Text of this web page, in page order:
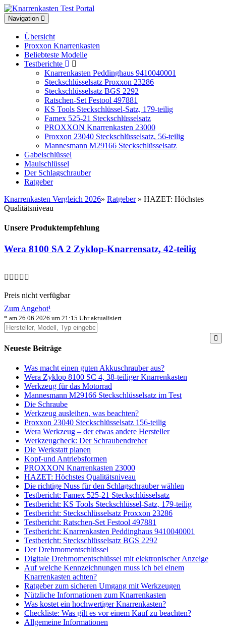
Toggle
navigation
Navigation
Übersicht
Proxxon Knarrenkasten
Beliebteste Modelle
Testberichte
Knarrenkasten Peddinghaus 9410040001
Steckschlüsselsatz Proxxon 23286
Steckschlüsselsatz BGS 2292
Ratschen-Set Festool 497881
KS Tools Steckschlüssel-Satz, 179-teilig
Famex 525-21 Steckschlüsselsatz
PROXXON Knarrenkasten 23000
Proxxon 23040 Steckschlüsselsatz, 56-teilig
Mannesmann M29166 Steckschlüsselsatz
Gabelschlüssel
Maulschlüssel
Der Schlagschrauber
Ratgeber
Knarrenkasten Vergleich 2026» Ratgeber» HAZET: Höchstes
Qualitätsniveau
Unsere Produktempfehlung
Wera 8100 SA 2 Zyklop-Knarrensatz, 42-teilig
Preis nicht verfügbar
Zum Angebot¹
* am 26.06.2026 um 21:15 Uhr aktualisiert
Neueste Beiträge
Was macht einen guten Akkuschrauber aus?
Wera Zyklop 8100 SC 4, 38-teiliger Knarrenkasten
Werkzeug für das Motorrad
Mannesmann M29166 Steckschlüsselsatz im Test
Die Schraube
Werkzeug ausleihen, was beachten?
Proxxon 23040 Steckschlüsselsatz 156-teilig
Wera Werkzeug – der etwas andere Hersteller
Werkzeugcheck: Der Schraubendreher
Die Werkstatt planen
Kopf-und Antriebsformen
PROXXON Knarrenkasten 23000
HAZET: Höchstes Qualitätsniveau
Die richtige Nuss für den Schlagschrauber wählen
Testbericht: Famex 525-21 Steckschlüsselsatz
Testbericht: KS Tools Steckschlüssel-Satz, 179-teilig
Testbericht: Steckschlüsselsatz Proxxon 23286
Testbericht: Ratschen-Set Festool 497881
Testbericht: Knarrenkasten Peddinghaus 9410040001
Testbericht: Steckschlüsselsatz BGS 2292
Der Drehmomentschlüssel
Digitale Drehmomentschlüssel mit elektronischer Anzeige
Auf welche Kennzeichnungen muss ich bei einem
Knarrenkasten achten?
Ratgeber zum sicheren Umgang mit Werkzeugen
Nützliche Informationen zum Knarrenkasten
Was kostet ein hochwertiger Knarrenkasten?
Checkliste: Was gilt es vor einem Kauf zu beachten?
Allgemeine Informationen